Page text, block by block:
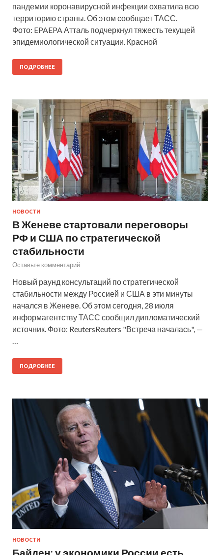
пандемии коронавирусной инфекции охватила всю
территорию страны. Об этом сообщает ТАСС.
Фото: EPAEPA Атталь подчеркнул тяжесть текущей
эпидемиологической ситуации. Красной
ПОДРОБНЕЕ
НОВОСТИ
В Женеве стартовали переговоры
РФ и США по стратегической
стабильности
Оставьте комментарий
Новый раунд консультаций по стратегической
стабильности между Россией и США в эти минуты
начался в Женеве. Об этом сегодня, 28 июля
информагентству ТАСС сообщил дипломатический
источник. Фото: ReutersReuters "Встреча началась", —
…
ПОДРОБНЕЕ
НОВОСТИ
Байден: у экономики России есть